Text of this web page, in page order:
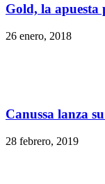
Gold, la apuesta
26 enero, 2018
Canussa lanza
28 febrero, 2019